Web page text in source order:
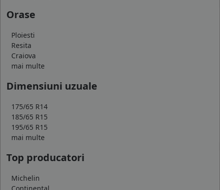
Orase
Ploiesti
Resita
Craiova
mai multe
Dimensiuni uzuale
175/65 R14
185/65 R15
195/65 R15
mai multe
Top producatori
Michelin